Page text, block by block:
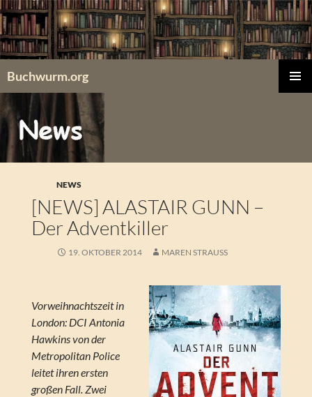
Zum
Inhalt
springen
Buchwurm.org
NEWS
[NEWS] ALASTAIR GUNN –
Der Adventkiller
19. OKTOBER 2014 MAREN STRAUSS
Vorweihnachtszeit in
London: DCI Antonia
Hawkins von der
Metropolitan Police
leitet ihren ersten
großen Fall. Zwei